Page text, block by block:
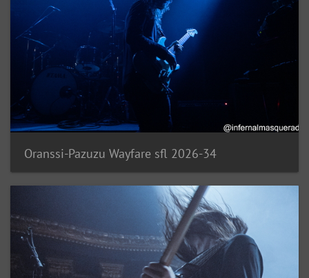
Oranssi-Pazuzu Wayfare sfl 2026-34